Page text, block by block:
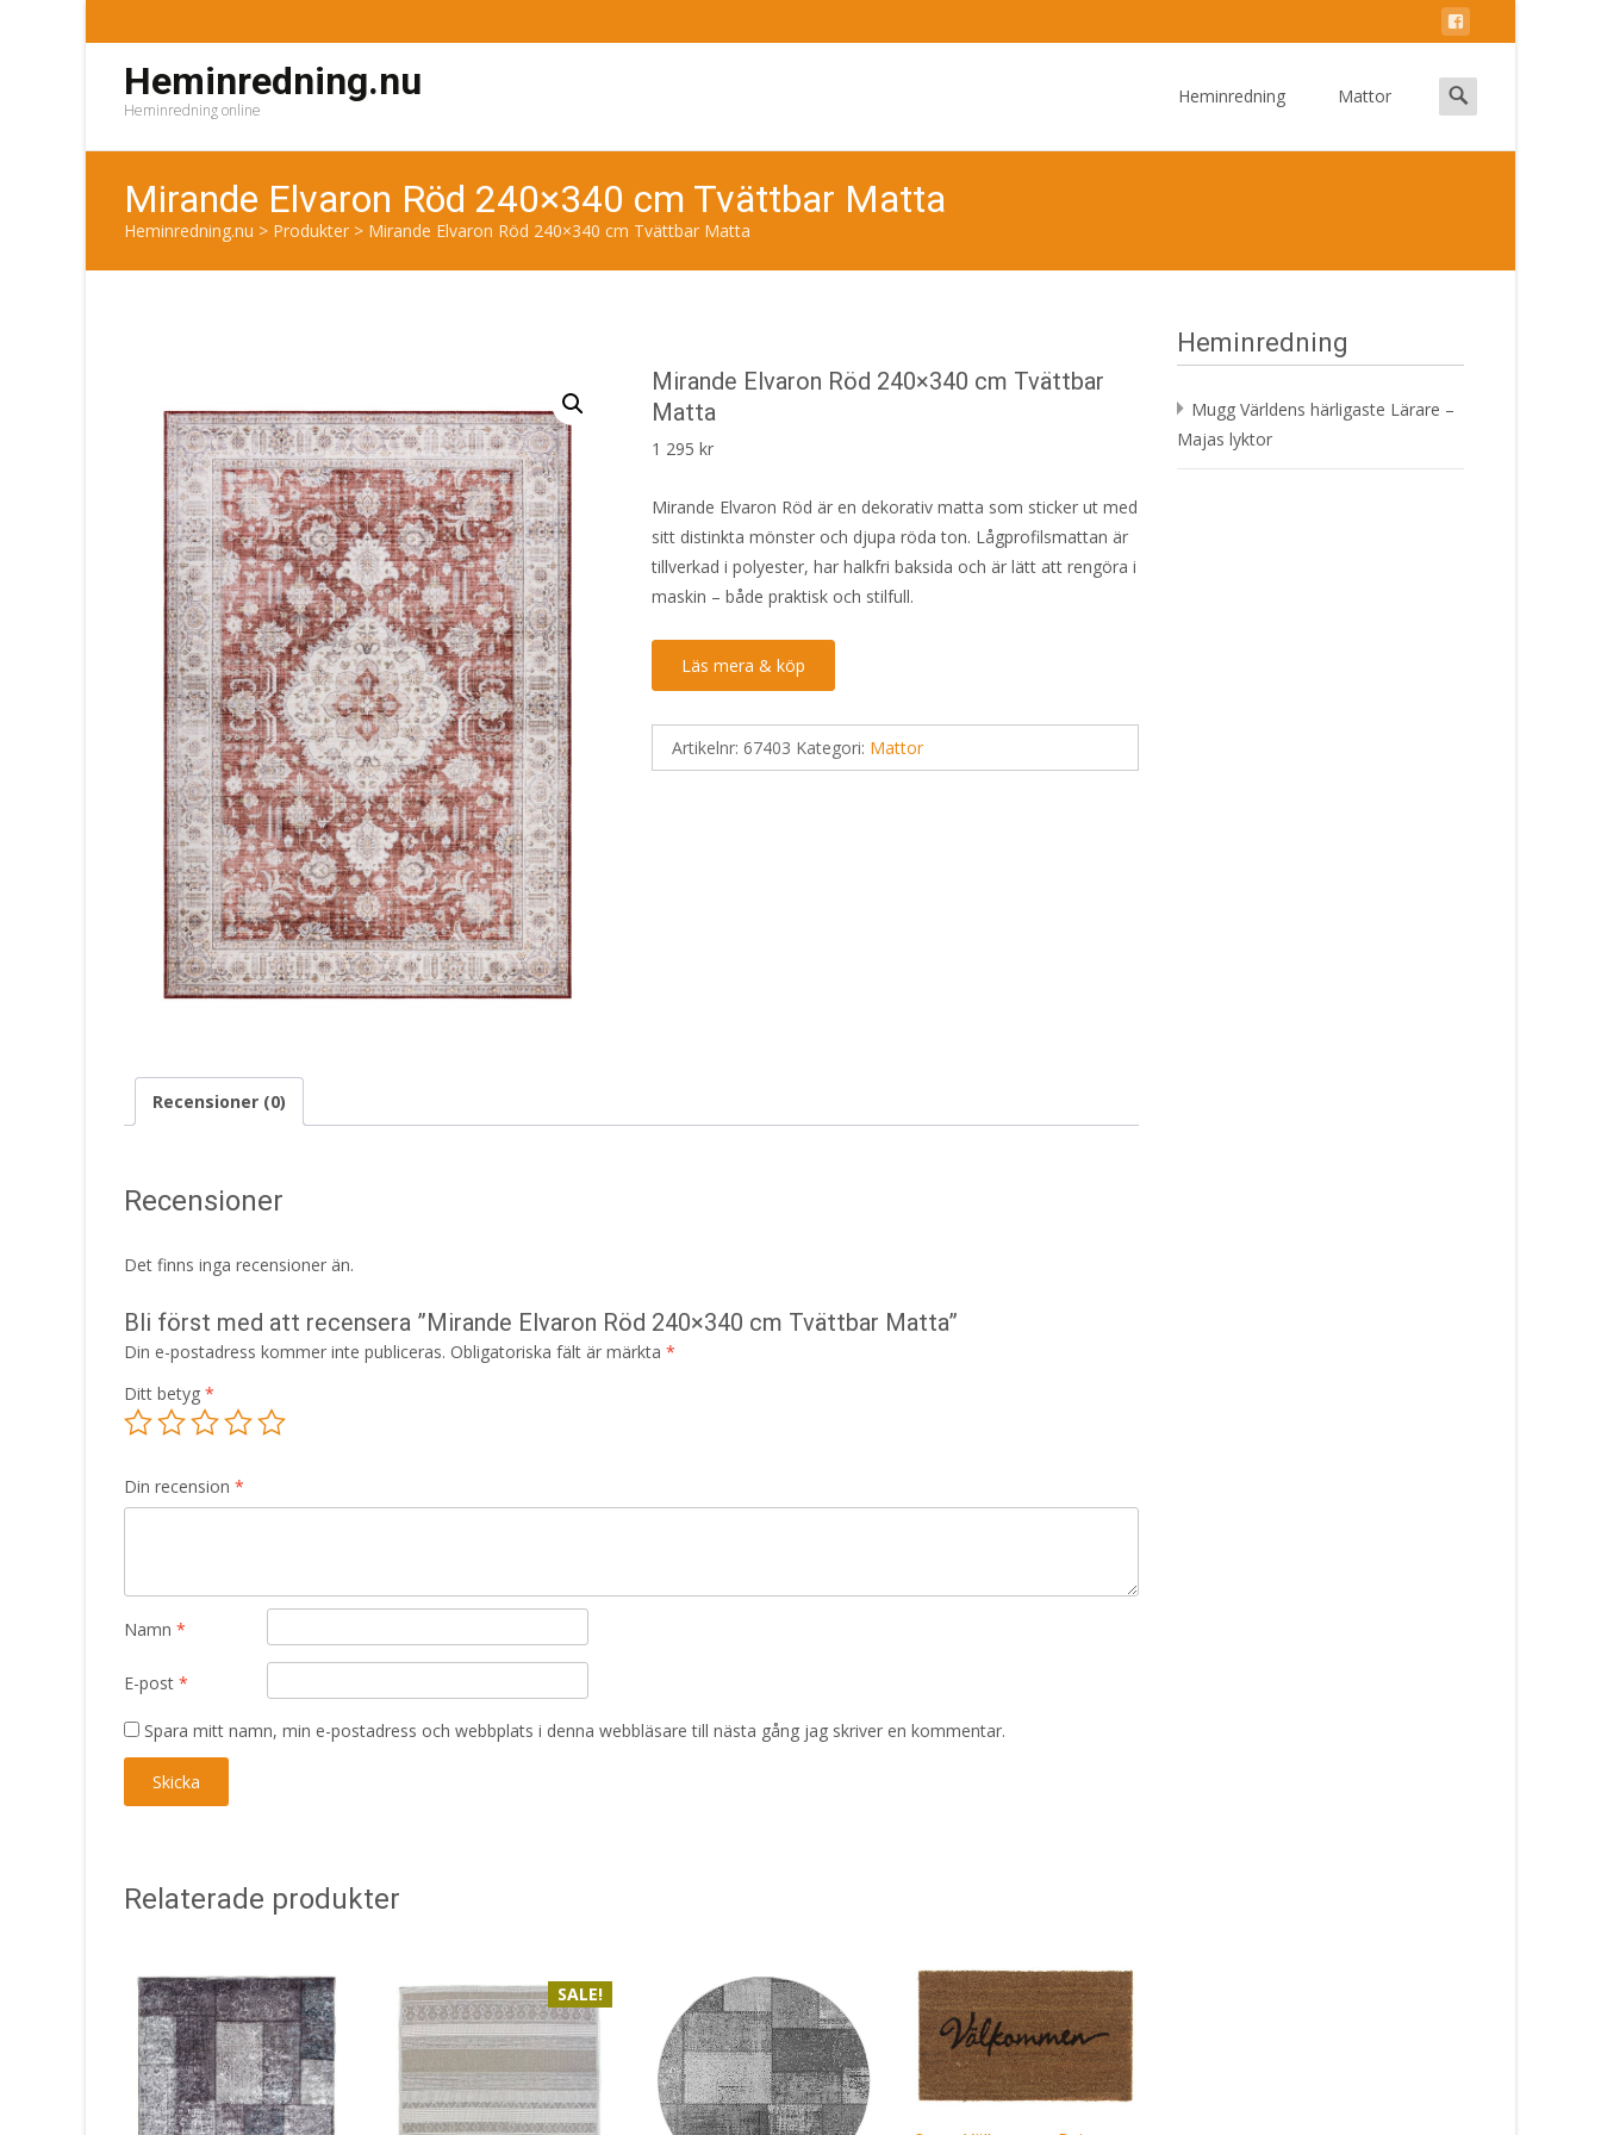
Heminredning.nu
Heminredning online
Heminredning Mattor
Search
for:
Mirande Elvaron Röd 240×340 cm Tvättbar Matta
Heminredning.nu > Produkter > Mirande Elvaron Röd 240×340 cm Tvättbar Matta
Mirande Elvaron Röd 240×340 cm Tvättbar
Matta
1 295kr
Mirande Elvaron Röd är en dekorativ matta som sticker ut med
sitt distinkta mönster och djupa röda ton. Lågprofilsmattan är
tillverkad i polyester, har halkfri baksida och är lätt att rengöra i
maskin – både praktisk och stilfull.
Läs mera & köp
Artikelnr:67403 Kategori: Mattor
Recensioner (0)
Recensioner
Det finns inga recensioner än.
Bli först med att recensera ”Mirande Elvaron Röd 240×340 cm Tvättbar Matta”
Din e-postadress kommer inte publiceras. Obligatoriska fält är märkta *
Ditt betyg *
Din recension *
Namn *
E-post *
Spara mitt namn, min e-postadress och webbplats i denna webbläsare till nästa gång jag skriver en kommentar.
Relaterade produkter
SALE!
Heminredning
Mugg Världens härligaste Lärare –
Majas lyktor